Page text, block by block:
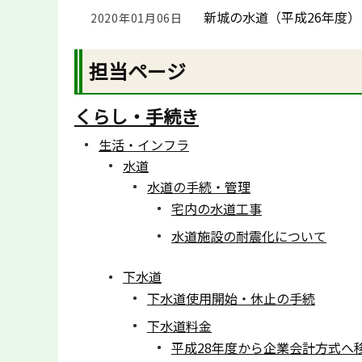
2020年01月06日 新城の水道（平成26年度）
担当ページ
くらし・手続き
生活・インフラ
水道
水道の手続・管理
宅内の水道工事
水道施設の耐震化について
下水道
下水道使用開始・休止の手続
下水道料金
平成28年度から企業会計方式へ